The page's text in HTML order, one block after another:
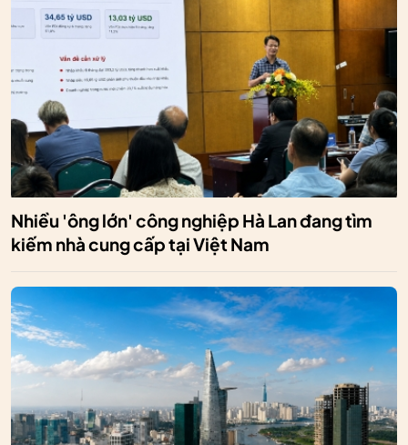
Nhiều 'ông lớn' công nghiệp Hà Lan đang tìm
kiếm nhà cung cấp tại Việt Nam